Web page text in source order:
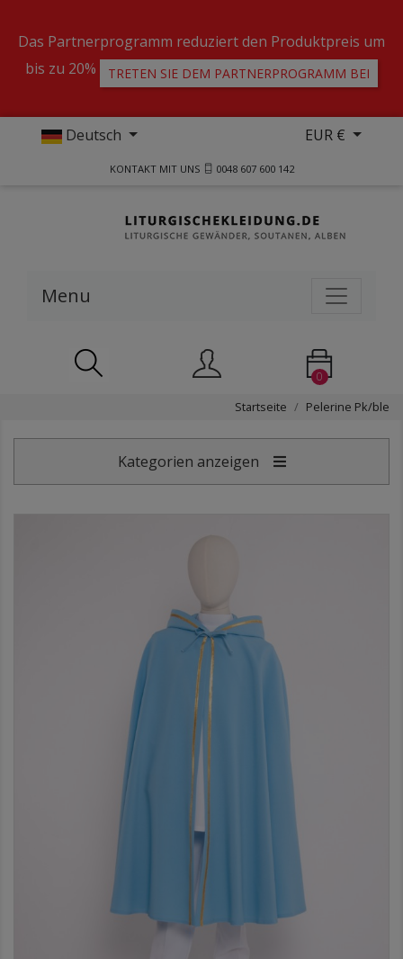
Das Partnerprogramm reduziert den Produktpreis um
bis zu 20%
TRETEN SIE DEM PARTNERPROGRAMM BEI
Deutsch EUR €
KONTAKT MIT UNS 0048 607 600 142
Menu
0
Startseite Pelerine Pk/ble
Kategorien anzeigen